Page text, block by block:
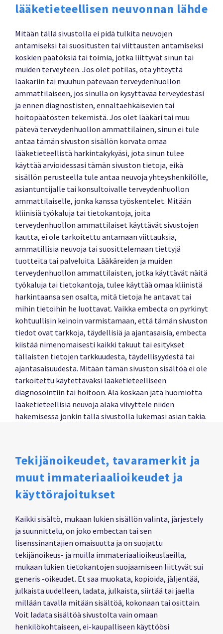
lääketieteellisen neuvonnan lähde
Mitään tällä sivustolla ei pidä tulkita neuvojen
antamiseksi tai suositusten tai viittausten antamiseksi
koskien päätöksiä tai toimia, jotka liittyvät sinun tai
muiden terveyteen. Jos olet potilas, ota yhteyttä
lääkäriin tai muuhun pätevään terveydenhuollon
ammattilaiseen, jos sinulla on kysyttävää terveydestäsi
ja ennen diagnostisten, ennaltaehkäisevien tai
hoitopäätösten tekemistä. Jos olet lääkäri tai muu
pätevä terveydenhuollon ammattilainen, sinun ei tule
antaa tämän sivuston sisällön korvata omaa
lääketieteellistä harkintakykyäsi, jota sinun tulee
käyttää arvioidessasi tämän sivuston tietoja, eikä
sisällön perusteella tule antaa neuvoja yhteyshenkilölle,
asiantuntijalle tai konsultoivalle terveydenhuollon
ammattilaiselle, jonka kanssa työskentelet. Mitään
kliinisiä työkaluja tai tietokantoja, joita
terveydenhuollon ammattilaiset käyttävät sivustojen
kautta, ei ole tarkoitettu antamaan viittauksia,
ammatillisia neuvoja tai suosittelemaan tiettyjä
tuotteita tai palveluita. Lääkäreiden ja muiden
terveydenhuollon ammattilaisten, jotka käyttävät näitä
työkaluja tai tietokantoja, tulee käyttää omaa kliinistä
harkintaansa sen osalta, mitä tietoja he antavat tai
mihin tietoihin he luottavat. Vaikka embecta on pyrkinyt
kohtuullisin keinoin varmistamaan, että tämän sivuston
tiedot ovat tarkkoja, täydellisiä ja ajantasaisia, embecta
kiistää nimenomaisesti kaikki takuut tai esitykset
tällaisten tietojen tarkkuudesta, täydellisyydestä tai
ajantasaisuudesta. Mitään tämän sivuston sisältöä ei ole
tarkoitettu käytettäväksi lääketieteelliseen
diagnosointiin tai hoitoon. Älä koskaan jätä huomiotta
lääketieteellisiä neuvoja äläkä viivyttele niiden
hakemisessa jonkin tällä sivustolla lukemasi asian takia.
Tekijänoikeudet, tavaramerkit ja
muut immateriaalioikeudet ja
käyttörajoitukset
Kaikki sisältö, mukaan lukien sisällön valinta, järjestely
ja suunnittelu, on joko embectan tai sen
lisenssinantajien omaisuutta ja on suojattu
tekijänoikeus- ja muilla immateriaalioikeuslaeilla,
mukaan lukien tietokantojen suojaamiseen liittyvät sui
generis -oikeudet. Et saa muokata, kopioida, jäljentää,
julkaista uudelleen, ladata, julkaista, siirtää tai jaella
millään tavalla mitään sisältöä, kokonaan tai osittain.
Voit ladata sisältöä sivustolta vain omaan
henkilökohtaiseen, ei-kaupalliseen käyttöösi